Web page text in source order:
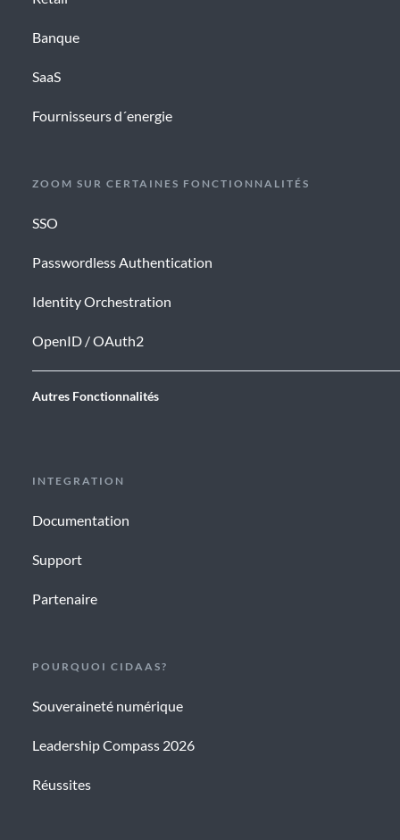
Banque
SaaS
Fournisseurs d´energie
ZOOM SUR CERTAINES FONCTIONNALITÉS
SSO
Passwordless Authentication
Identity Orchestration
OpenID / OAuth2
Autres Fonctionnalités
INTEGRATION
Documentation
Support
Partenaire
POURQUOI CIDAAS?
Souveraineté numérique
Leadership Compass 2026
Réussites